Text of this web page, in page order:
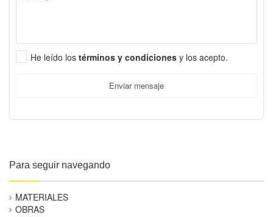
He leído los términos y condiciones y los acepto.
Enviar mensaje
Para seguir navegando
MATERIALES
OBRAS